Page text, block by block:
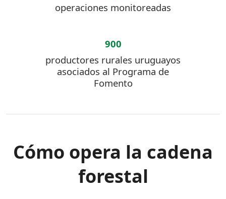
operaciones monitoreadas
900
productores rurales uruguayos
asociados al Programa de
Fomento
Cómo opera la cadena
forestal